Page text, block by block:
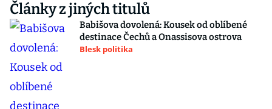
Články z jiných titulů
Babišova dovolená: Kousek od oblíbené
destinace Čechů a Onassisova ostrova
Blesk politika